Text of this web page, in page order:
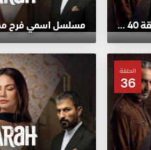
مسلسل اسمي فرح مدبلج الموسم 2 الحلقة 40 HD
الحلقة
36